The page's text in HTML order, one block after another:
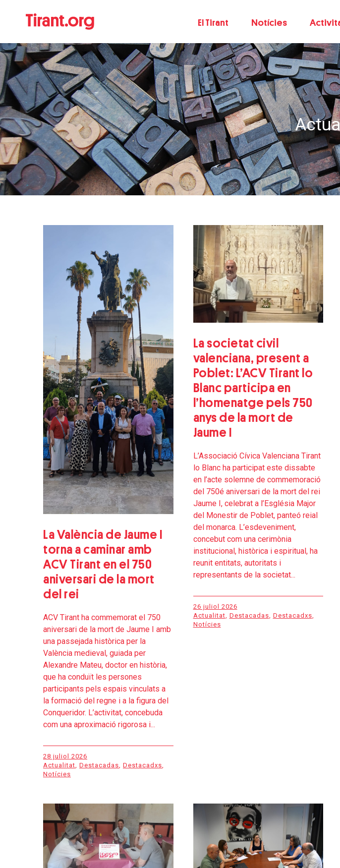
El Tirant Notícies
La València de Jaume I
torna a caminar amb
ACV Tirant en el 750
aniversari de la mort
del rei
ACV Tirant ha commemorat el 750
aniversari de la mort de Jaume I amb
una passejada històrica per la
València medieval, guiada per
Alexandre Mateu, doctor en història,
que ha conduït les persones
participants pels espais vinculats a
la formació del regne i a la figura del
Conqueridor. L’activitat, concebuda
com una aproximació rigorosa i...
28 juliol 2026
Actualitat, Destacadas, Destacadxs,
Notícies
La societat civil
valenciana, present a
Poblet: L’ACV Tirant lo
Blanc participa en
l’homenatge pels 750
anys de la mort de
Jaume I
L’Associació Cívica Valenciana Tirant
lo Blanc ha participat este dissabte
en l’acte solemne de commemoració
del 750é aniversari de la mort del rei
Jaume I, celebrat a l’Església Major
del Monestir de Poblet, panteó reial
del monarca. L’esdeveniment,
concebut com una cerimònia
institucional, històrica i espiritual, ha
reunit entitats, autoritats i
representants de la societat...
26 juliol 2026
Actualitat, Destacadas, Destacadxs,
Notícies